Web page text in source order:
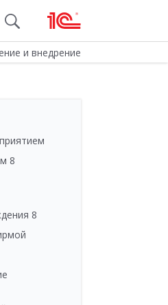
и внедрение
8
8